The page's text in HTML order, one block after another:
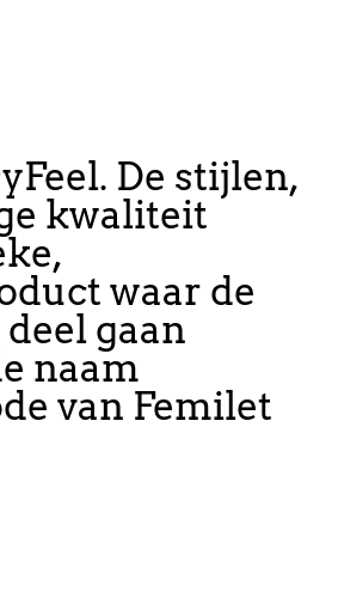
De stijlen,
kwaliteit
waar de
gaan
naam
van Femilet